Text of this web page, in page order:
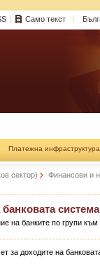
Само текст
Платежна инфраструктура
сектор)
Финансови и
на банките по групи към
за доходите на